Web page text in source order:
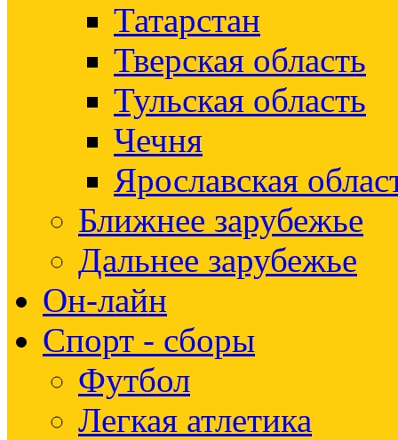
Татарстан
Тверская область
Тульская область
Чечня
Ярославская
Ближнее зарубежье
Дальнее зарубежье
Он-лайн
Спорт - сборы
Футбол
Легкая атлетика